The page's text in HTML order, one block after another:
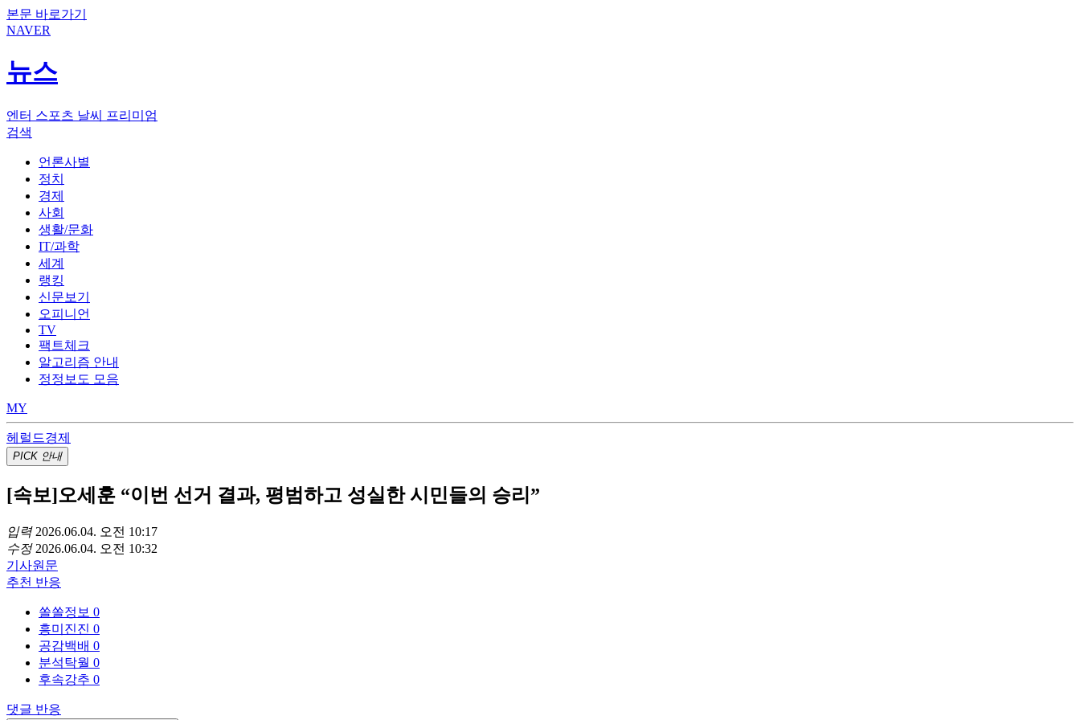
본문 바로가기
NAVER
뉴스
엔터 스포츠 날씨
프리미엄
검색
언론사별
정치
경제
사회
생활/문화
IT/과학
세계
랭킹
신문보기
오피니언
TV
팩트체크
알고리즘 안내
정정보도 모음
MY
헤럴드경제
PICK 안내
[속보]오세훈 “이번 선거 결과, 평범하고 성실한 시민들의 승리”
입력 2026.06.04. 오전 10:17
수정 2026.06.04. 오전 10:32
기사원문
추천 반응
쏠쏠정보 0
흥미진진 0
공감백배 0
분석탁월 0
후속강추 0
댓글 반응